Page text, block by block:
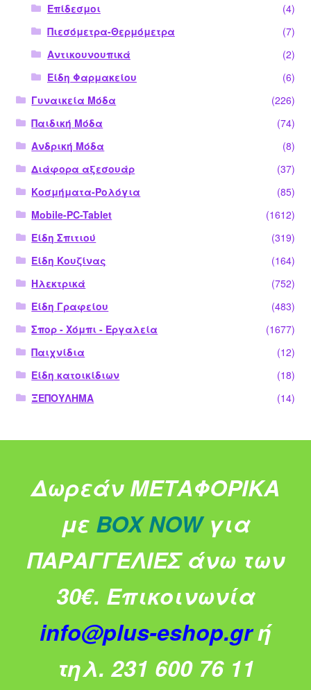
Επίδεσμοι
(4)
Πιεσόμετρα-Θερμόμετρα
(7)
Αντικουνουπικά
(2)
Είδη Φαρμακείου
(6)
Γυναικεία Μόδα
(226)
Παιδική Μόδα
(74)
Ανδρική Μόδα
(8)
Διάφορα αξεσουάρ
(37)
Κοσμήματα-Ρολόγια
(85)
Mobile-PC-Tablet
(1612)
Είδη Σπιτιού
(319)
Είδη Κουζίνας
(164)
Ηλεκτρικά
(752)
Είδη Γραφείου
(483)
Σπορ - Χόμπι - Εργαλεία
(1677)
Παιχνίδια
(12)
Είδη κατοικίδιων
(18)
ΞΕΠΟΥΛΗΜΑ
(14)
Δωρεάν ΜΕΤΑΦΟΡΙΚΑ
με BOX NOW για
ΠΑΡΑΓΓΕΛΙΕΣ άνω των
30€. Επικοινωνία
info@plus-eshop.grή
τηλ. 231 600 76 11